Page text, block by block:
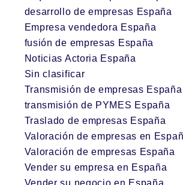
desarrollo de empresas España
Empresa vendedora España
fusión de empresas España
Noticias Actoria España
Sin clasificar
Transmisión de empresas España
transmisión de PYMES España
Traslado de empresas España
Valoración de empresas en
Valoración de empresas España
Vender su empresa en España
Vender su negocio en España